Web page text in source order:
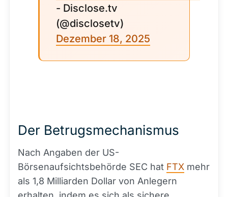
- Disclose.tv
(@disclosetv)
Dezember 18, 2025
Der Betrugsmechanismus
Nach Angaben der US-
Börsenaufsichtsbehörde SEC hat FTX mehr
als 1,8 Milliarden Dollar von Anlegern